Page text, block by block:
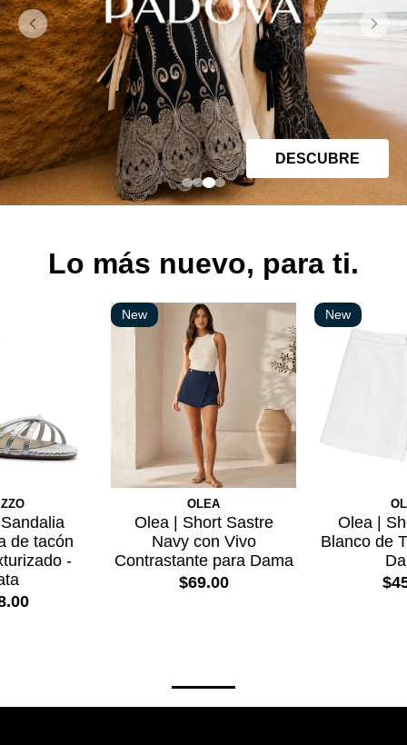
DESCUBRE
Lo más nuevo, para ti.
New
OLEA
Olea | Short Sastre
Navy con Vivo
Contrastante para Dama
$69.00
New
Olea |
Blanco de
de tacón
-